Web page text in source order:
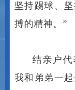
坚持踢球、
搏的精神。”
结亲户代
我和弟弟一